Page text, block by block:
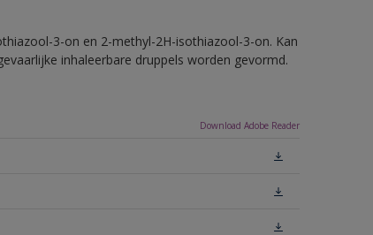
3-on en 2-methyl-2H-isothiazool-3-on. Kan
inhaleerbare druppels worden gevormd.
Download Adobe Reader